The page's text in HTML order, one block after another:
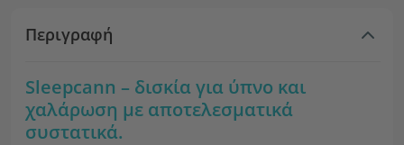
Περιγραφή
Sleepcann – δισκία για ύπνο και
χαλάρωση με αποτελεσματικά
συστατικά.